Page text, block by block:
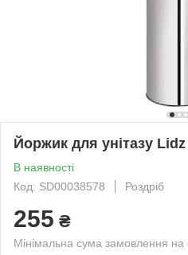
Йоржик для унітазу
В наявності
Код: SD00038578
Роздріб
255 ₴
Мінімальна сума замовлення